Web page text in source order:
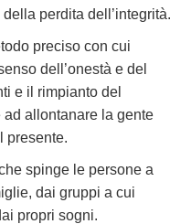
perdita dell’integrità.
preciso con cui
dell’onestà e del
e il rimpianto del
allontanare la gente
presente.
spinge le persone a
dai gruppi a cui
propri sogni.